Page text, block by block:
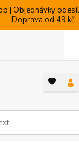
| Objednávky
Doprava od 49 kč